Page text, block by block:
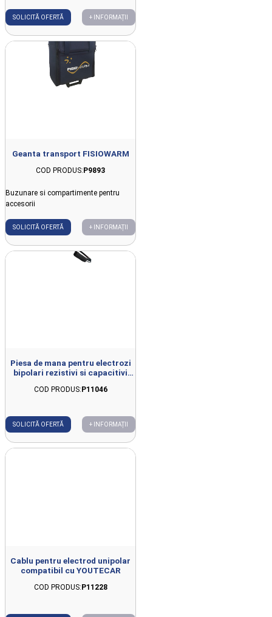
SOLICITĂ OFERTĂ + INFORMAȚII
Geanta transport FISIOWARM
COD PRODUS:P9893
Buzunare si compartimente pentru
accesorii
SOLICITĂ OFERTĂ + INFORMAȚII
Piesa de mana pentru electrozi
bipolari rezistivi si capacitivi
COD PRODUS: P11046
SOLICITĂ OFERTĂ + INFORMAȚII
Cablu pentru electrod unipolar
compatibil cu YOUTECAR
COD PRODUS:P11228